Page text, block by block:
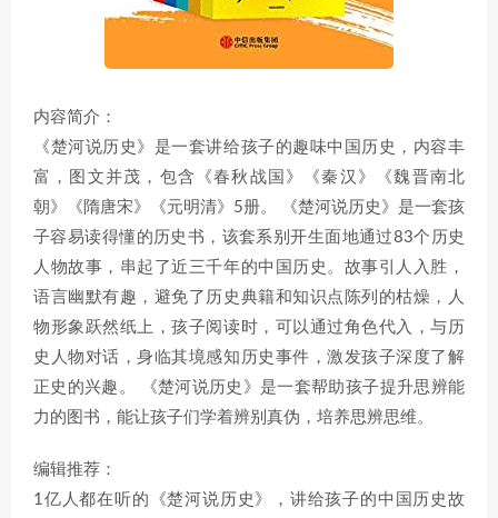
内容简介：
《楚河说历史》是一套讲给孩子的趣味中国历史，内容丰
富，图文并茂，包含《春秋战国》《秦汉》《魏晋南北
朝》《隋唐宋》《元明清》5册。 《楚河说历史》是一套孩
子容易读得懂的历史书，该套系别开生面地通过83个历史
人物故事，串起了近三千年的中国历史。故事引人入胜，
语言幽默有趣，避免了历史典籍和知识点陈列的枯燥，人
物形象跃然纸上，孩子阅读时，可以通过角色代入，与历
史人物对话，身临其境感知历史事件，激发孩子深度了解
正史的兴趣。 《楚河说历史》是一套帮助孩子提升思辨能
力的图书，能让孩子们学着辨别真伪，培养思辨思维。
编辑推荐：
1亿人都在听的《楚河说历史》，讲给孩子的中国历史故